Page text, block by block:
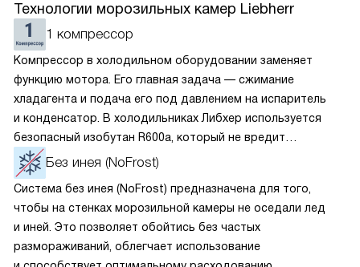
Технологии морозильных камер Liebherr
1 компрессор
Компрессор в холодильном оборудовании заменяет
функцию мотора. Его главная задача — сжимание
хладагента и подача его под давлением на испаритель
и конденсатор. В холодильниках Либхер используется
безопасный изобутан R600a, который не вредит
окружающей среде. Компрессор перегоняет его
по охладительному контуру по принципу насоса. Чем
лучше работает «мотор» прибора, тем качественнее
и быстрее происходит охлаждение, затрачивается
меньше электроэнергии.
Без инея (NoFrost)
Система без инея (NoFrost) предназначена для того,
чтобы на стенках морозильной камеры не оседали лед
и иней. Это позволяет обойтись без частых
размораживаний, облегчает использование